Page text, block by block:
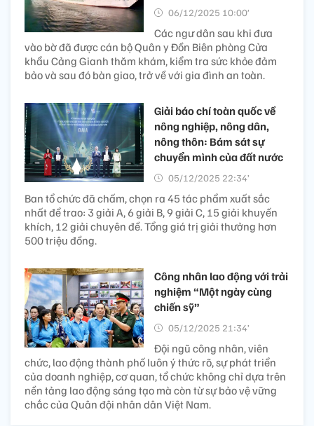
06/12/2025 10:00’
Các ngư dân sau khi đưa
vào bờ đã được cán bộ Quân y Đồn Biên phòng Cửa
khẩu Cảng Gianh thăm khám, kiểm tra sức khỏe đảm
bảo và sau đó bàn giao, trở về với gia đình an toàn.
Giải báo chí toàn quốc về
nông nghiệp, nông dân,
nông thôn: Bám sát sự
chuyển mình của đất nước
05/12/2025 22:34’
Ban tổ chức đã chấm, chọn ra 45 tác phẩm xuất sắc
nhất để trao: 3 giải A, 6 giải B, 9 giải C, 15 giải khuyến
khích, 12 giải chuyên đề. Tổng giá trị giải thưởng hơn
500 triệu đồng.
Công nhân lao động với trải
nghiệm “Một ngày cùng
chiến sỹ”
05/12/2025 21:34’
Đội ngũ công nhân, viên
chức, lao động thành phố luôn ý thức rõ, sự phát triển
của doanh nghiệp, cơ quan, tổ chức không chỉ dựa trên
nền tảng lao động sáng tạo mà còn từ sự bảo vệ vững
chắc của Quân đội nhân dân Việt Nam.